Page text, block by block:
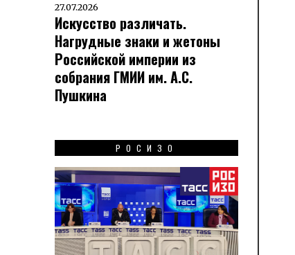
27.07.2026
Искусство различать.
Нагрудные знаки и жетоны
Российской империи из
собрания ГМИИ им. А.С.
Пушкина
РОСИЗО